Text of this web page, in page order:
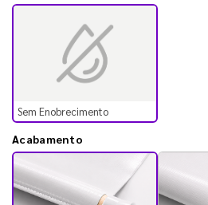
Sem Enobrecimento
Acabamento